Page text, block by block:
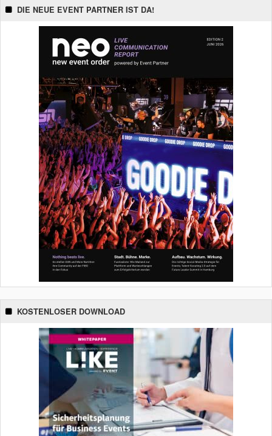
DIE NEUE EVENT PARTNER IST DA!
KOSTENLOSER DOWNLOAD